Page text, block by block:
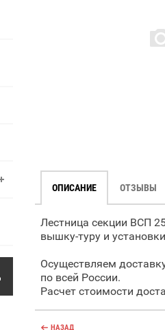
ОПИСАНИЕ ОТЗЫВЫ
Лестница секции ВСП
вышку-туру и
Осуществляем
по всей России.
Расчет стоимости
НАЗАД